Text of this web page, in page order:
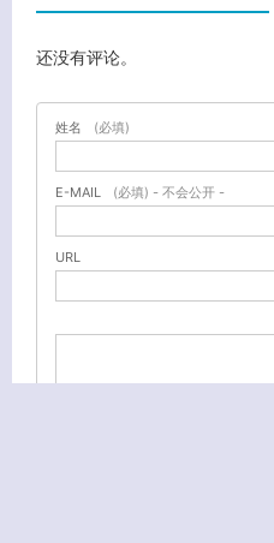
还没有评论。
姓名 (必填)
E-MAIL (必填) - 不会公开 -
URL